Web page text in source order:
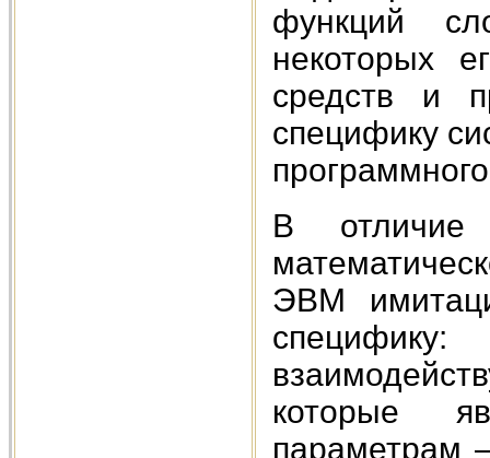
функций
некоторых
средств и
специфику
В
ЭВМ
которые
параметрам